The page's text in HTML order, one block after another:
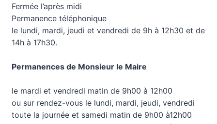
Fermée l’après midi
Permanence téléphonique
le lundi, mardi, jeudi et vendredi de 9h à 12h30 et de
14h à 17h30.
Permanences de Monsieur le Maire
le mardi et vendredi matin de 9h00 à 12h00
ou sur rendez-vous le lundi, mardi, jeudi, vendredi
toute la journée et samedi matin de 9h00 à12h00